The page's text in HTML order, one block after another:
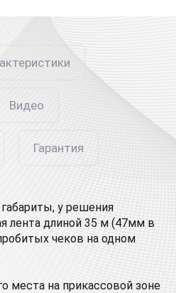
Видео
Гарантия
у решения
лента длиной 35 м (47мм в
чеков на одном
места на прикассовой зоне